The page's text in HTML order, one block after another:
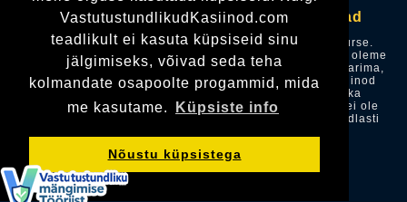
VastutustundlikudKasiinod.com
teadlikult ei kasuta küpsiseid sinu
jälgimiseks, võivad seda teha
kolmandate osapoolte progammid, mida
me kasutame.
Küpsiste info
Nõustu küpsistega
Makseviisid Mängude loojad
Vastutustundlikudkasiinod.com omanik on OÜ Mediacurse.
Kuigi me tutvustame Teile Eesti kasiinode võimalusi, siis oleme
me kasiinodest sõltumatu ettevõte. Me anname endast parima,
et kogu info käesoleval saidil oleks korrektne, aga kasiinod
võivad oma vastutustundliku mängimise seadeid, ja ka
boonuseid, igal hetkel muuta, ning käesolev veebileht ei ole
vastutav vale info eest. Iga kasiino puhul soovitame kindlasti
Kõik õigused kaitstud ©
vastutustundlikudkasiinod.com 2026.